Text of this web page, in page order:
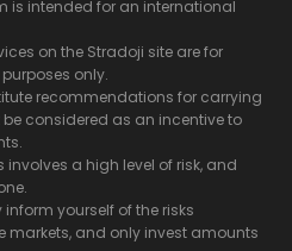
is intended for an international
on the Stradoji site are for
only.
recommendations for carrying
considered as an incentive to
a high level of risk, and
yourself of the risks
and only invest amounts